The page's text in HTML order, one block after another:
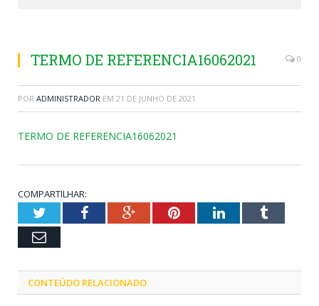
TERMO DE REFERENCIA16062021 0
POR ADMINISTRADOR EM 21 DE JUNHO DE 2021
TERMO DE REFERENCIA16062021
COMPARTILHAR:
TwitterFacebookGoogle+PinterestLinkedInTumblr
Email
CONTEÚDO RELACIONADO